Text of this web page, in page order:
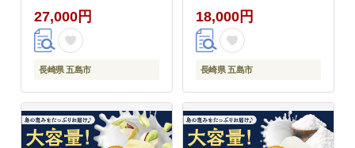
27,000円
長崎県 五島市
18,000円
長崎県 五島市